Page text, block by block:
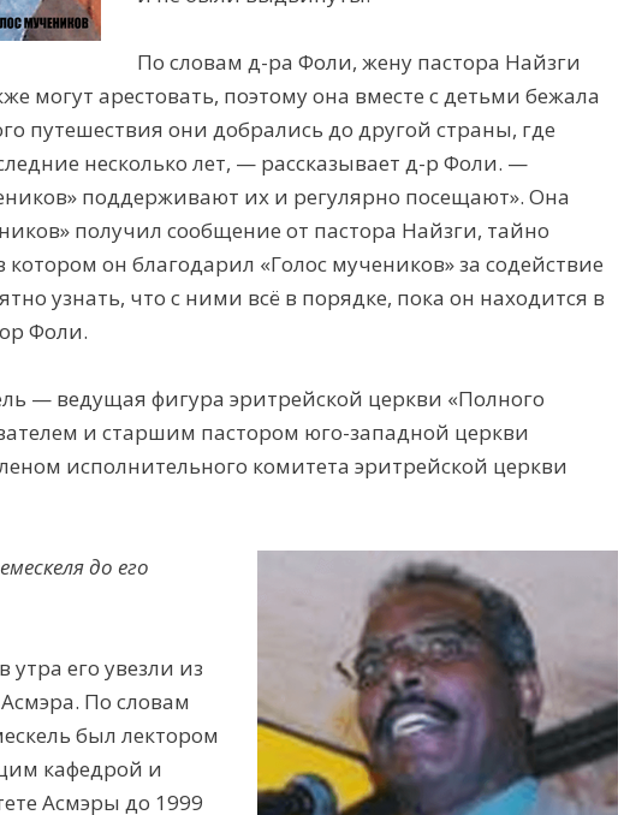
По словам д-ра Фоли, жену пастора Найзги
могут арестовать, поэтому она вместе сдетьми бежала
путешествия они добрались до другой страны, где
несколько лет, — рассказывает д-р Фоли. —
поддерживают их и регулярно посещают». Она
получил сообщение от пастора Найзги, тайно
котором он благодарил «Голос мучеников»за содействие
узнать, что с ними всё в порядке, пока он находится в
Фоли.
— ведущая фигура эритрейской церкви «Полного
и старшим пастором юго-западной церкви
исполнительного комитета эритрейской церкви
до его
утра его увезли из
Асмэра. По словам
был лектором
кафедрой и
Асмэры до 1999